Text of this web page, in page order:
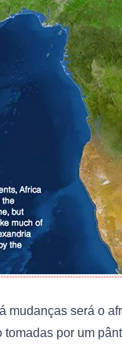
mudanças será o
por um